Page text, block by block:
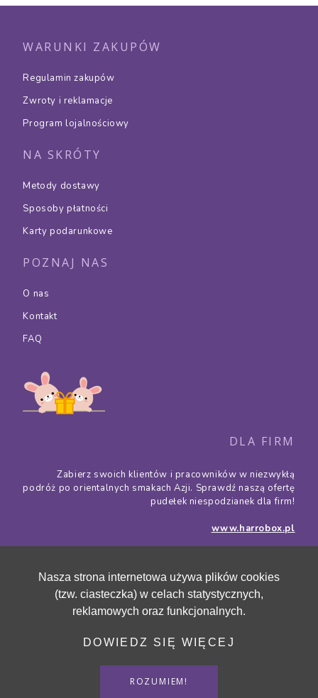
WARUNKI ZAKUPÓW
Regulamin zakupów
Zwroty i reklamacje
Program lojalnościowy
NA SKRÓTY
Metody dostawy
Sposoby płatności
Karty podarunkowe
POZNAJ NAS
O nas
Kontakt
FAQ
DLA FIRM
Zabierz swoich klientów i pracowników w niezwykłą
podróż po orientalnych smakach Azji. Sprawdź naszą ofertę
pudełek niespodzianek dla firm!
www.harrobox.pl
Polityka prywatności Polityka cookies
Copyright © 2013-2026 by Harro.
Nasza strona internetowa używa plików cookies
(tzw. ciasteczka) w celach statystycznych,
reklamowych oraz funkcjonalnych.
DOWIEDZ SIĘ WIĘCEJ
ROZUMIEM!